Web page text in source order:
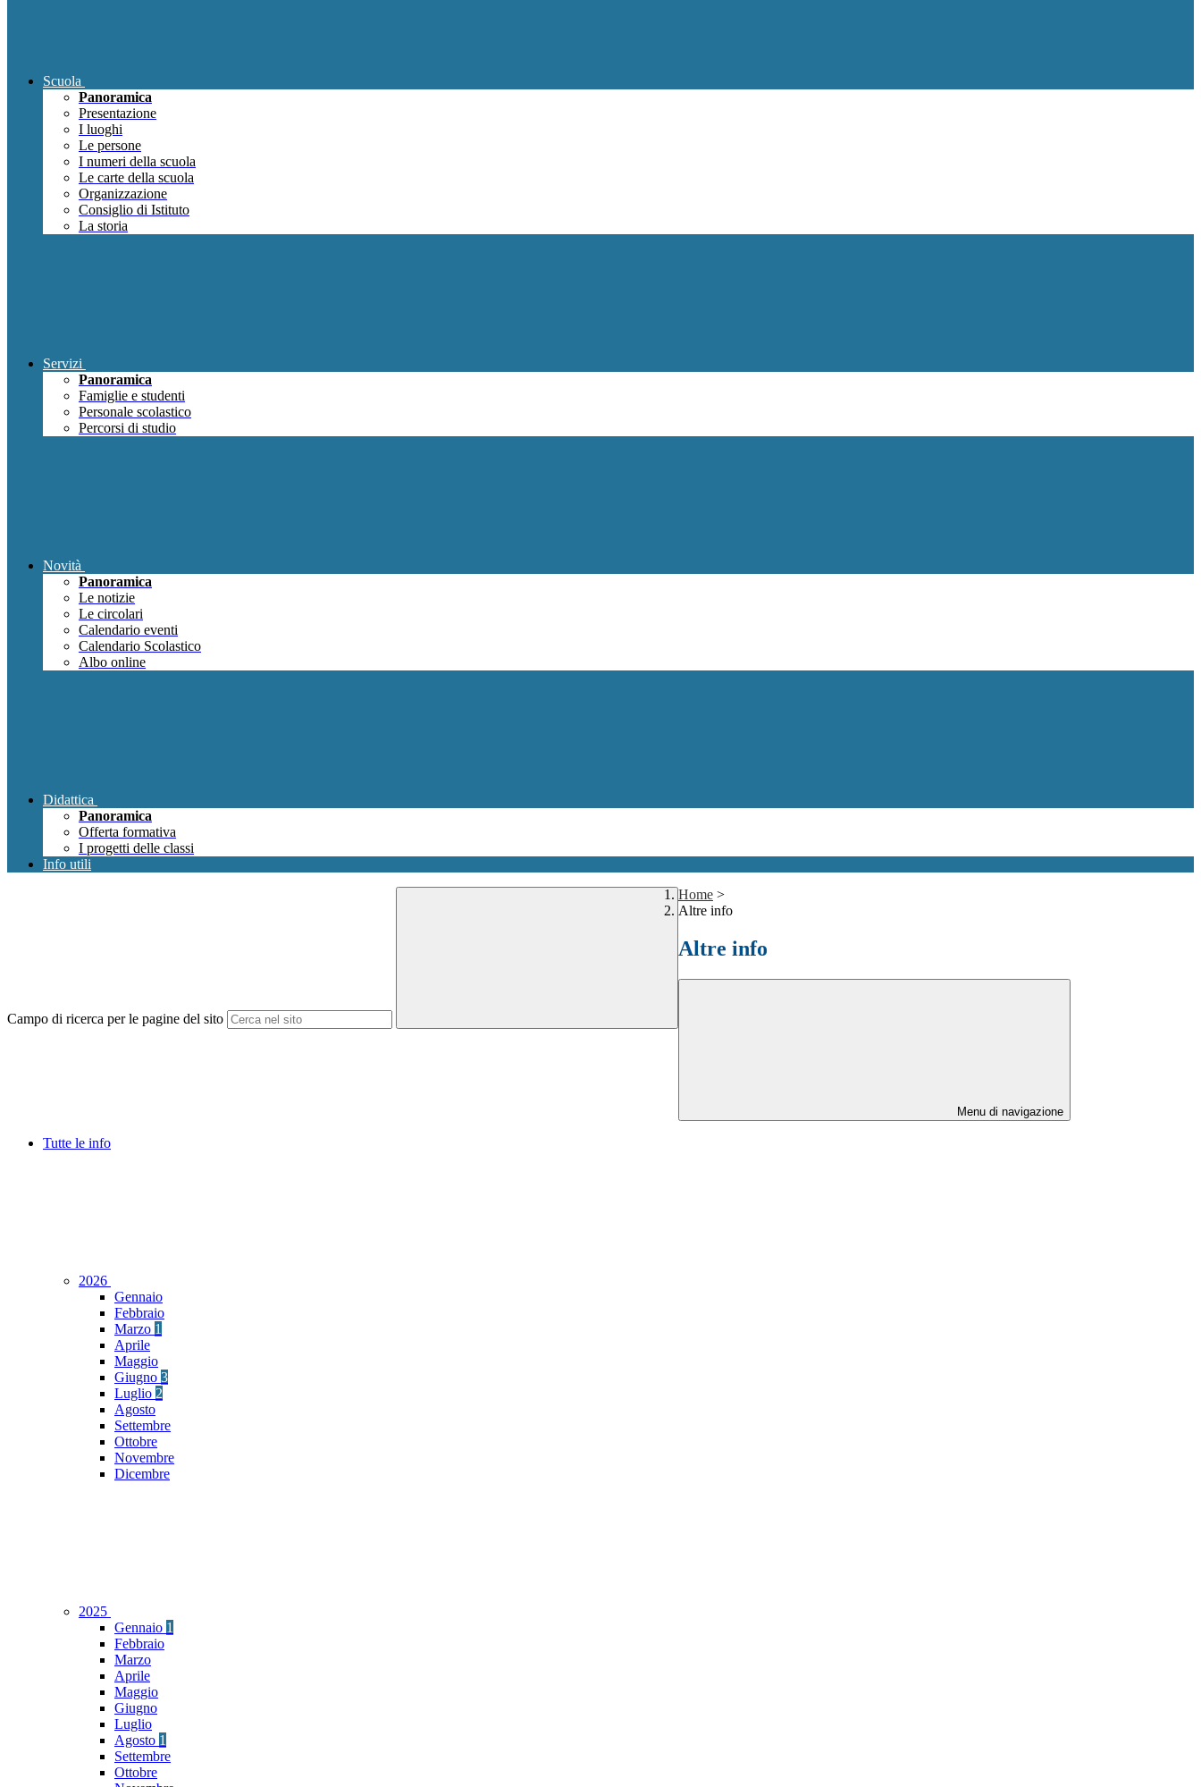
Scuola
Panoramica
Presentazione
I luoghi
Le persone
I numeri della scuola
Le carte della scuola
Organizzazione
Consiglio di Istituto
La storia
Servizi
Panoramica
Famiglie e studenti
Personale scolastico
Percorsi di studio
Novità
Panoramica
Le notizie
Le circolari
Calendario eventi
Calendario Scolastico
Albo online
Didattica
Panoramica
Offerta formativa
I progetti delle classi
Info utili
Campo di ricerca per le pagine del sito
Home >
Altre info
Altre info
Menu di navigazione
Tutte le info
2026
Gennaio
Febbraio
Marzo 1
Aprile
Maggio
Giugno 3
Luglio 2
Agosto
Settembre
Ottobre
Novembre
Dicembre
2025
Gennaio 1
Febbraio
Marzo
Aprile
Maggio
Giugno
Luglio
Agosto 1
Settembre
Ottobre